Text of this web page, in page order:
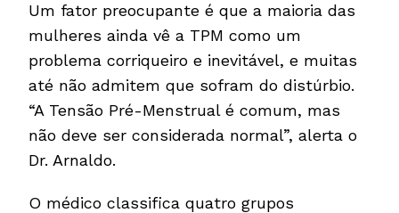
Um fator preocupante é que a maioria das
mulheres ainda vê a TPM como um
problema corriqueiro e inevitável, e muitas
até não admitem que sofram do distúrbio.
“A Tensão Pré-Menstrual é comum, mas
não deve ser considerada normal”, alerta o
Dr. Arnaldo.
O médico classifica quatro grupos